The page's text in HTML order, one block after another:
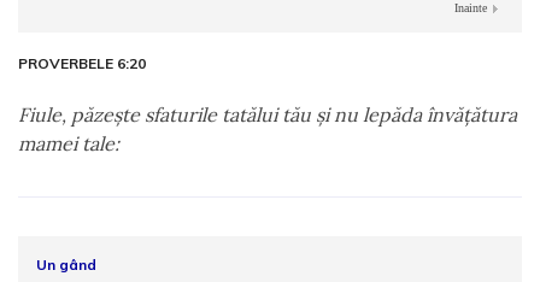
Inainte
PROVERBELE 6:20
Fiule, păzeşte sfaturile tatălui tău şi nu lepăda învăţătura
mamei tale:
Un gând